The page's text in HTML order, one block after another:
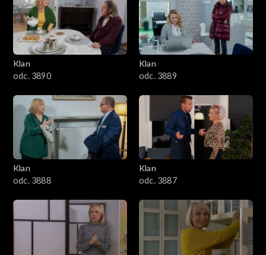
2801–2900
2701–2800
2501–2600
2401–2500
2301–2400
2201–2300
Klan
odc. 3890
Klan
odc. 3889
Klan
odc. 3888
Klan
odc. 3887